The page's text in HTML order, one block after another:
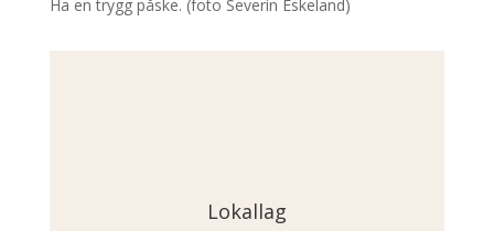
Ha en trygg påske. (foto Severin Eskeland)
Lokallag